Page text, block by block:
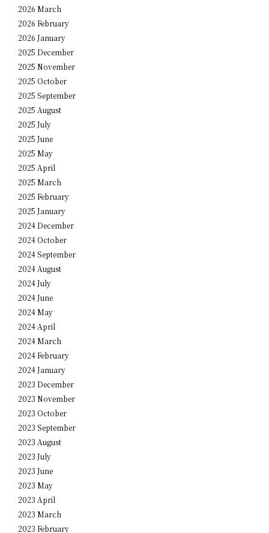
2026 March
2026 February
2026 January
2025 December
2025 November
2025 October
2025 September
2025 August
2025 July
2025 June
2025 May
2025 April
2025 March
2025 February
2025 January
2024 December
2024 October
2024 September
2024 August
2024 July
2024 June
2024 May
2024 April
2024 March
2024 February
2024 January
2023 December
2023 November
2023 October
2023 September
2023 August
2023 July
2023 June
2023 May
2023 April
2023 March
2023 February